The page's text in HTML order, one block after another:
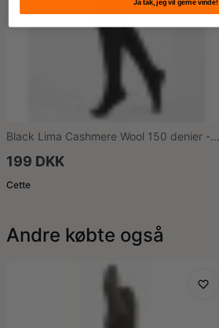
Black Lima Cashmere Wool 150 denier -
199 DKK
Cette
Andre købte også
Ja tak, jeg vil gerne vinde!